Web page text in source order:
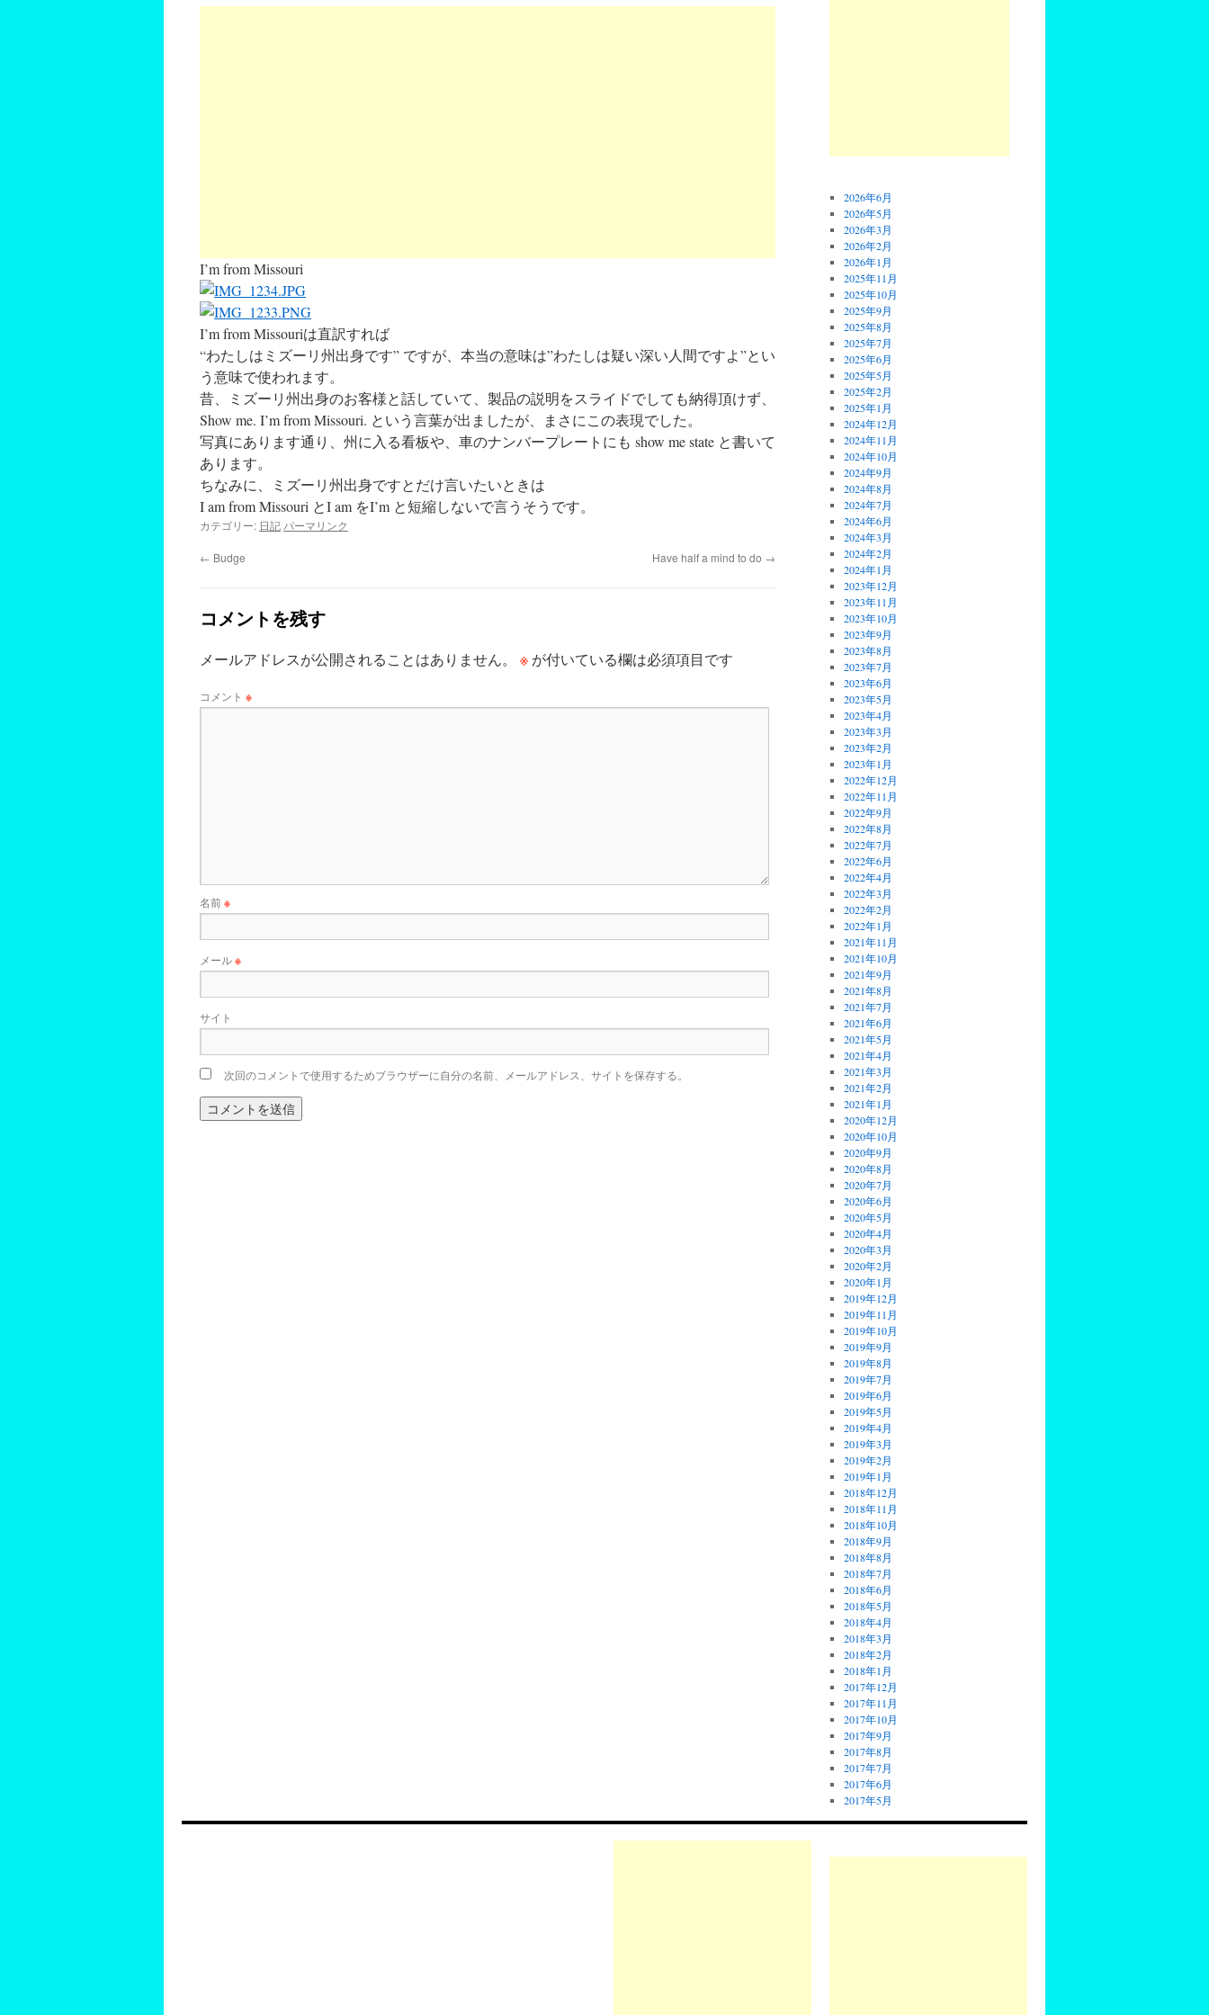
I’m from Missouri
I’m from Missouriは直訳すれば
“わたしはミズーリ州出身です” ですが、本当の意味は”わたしは疑い深い人間ですよ”とい
う意味で使われます。
昔、ミズーリ州出身のお客様と話していて、製品の説明をスライドでしても納得頂けず、
Show me. I’m from Missouri. という言葉が出ましたが、まさにこの表現でした。
写真にあります通り、州に入る看板や、車のナンバープレートにも show me state と書いて
あります。
ちなみに、ミズーリ州出身ですとだけ言いたいときは
I am from Missouri とI am をI’m と短縮しないで言うそうです。
カテゴリー: 日記 パーマリンク
← Budge Have half a mind to do →
コメントを残す
メールアドレスが公開されることはありません。 ※ が付いている欄は必須項目です
コメント ※
名前※
メール※
サイト
次回のコメントで使用するためブラウザーに自分の名前、メールアドレス、サイトを保存する。
2026年6月
2026年5月
2026年3月
2026年2月
2026年1月
2025年11月
2025年10月
2025年9月
2025年8月
2025年7月
2025年6月
2025年5月
2025年2月
2025年1月
2024年12月
2024年11月
2024年10月
2024年9月
2024年8月
2024年7月
2024年6月
2024年3月
2024年2月
2024年1月
2023年12月
2023年11月
2023年10月
2023年9月
2023年8月
2023年7月
2023年6月
2023年5月
2023年4月
2023年3月
2023年2月
2023年1月
2022年12月
2022年11月
2022年9月
2022年8月
2022年7月
2022年6月
2022年4月
2022年3月
2022年2月
2022年1月
2021年11月
2021年10月
2021年9月
2021年8月
2021年7月
2021年6月
2021年5月
2021年4月
2021年3月
2021年2月
2021年1月
2020年12月
2020年10月
2020年9月
2020年8月
2020年7月
2020年6月
2020年5月
2020年4月
2020年3月
2020年2月
2020年1月
2019年12月
2019年11月
2019年10月
2019年9月
2019年8月
2019年7月
2019年6月
2019年5月
2019年4月
2019年3月
2019年2月
2019年1月
2018年12月
2018年11月
2018年10月
2018年9月
2018年8月
2018年7月
2018年6月
2018年5月
2018年4月
2018年3月
2018年2月
2018年1月
2017年12月
2017年11月
2017年10月
2017年9月
2017年8月
2017年7月
2017年6月
2017年5月